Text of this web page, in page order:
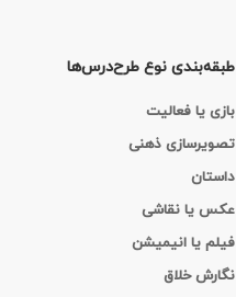
طبقه‌بندی نوع طرح‌درس‌ها
بازی یا فعالیت
تصویرسازی ذهنی
داستان
عکس یا نقاشی
فیلم یا انیمیشن
نگارش خلاق